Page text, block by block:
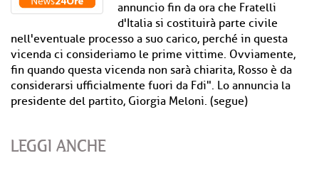
annuncio fin da ora che Fratelli
d'Italia si costituirà parte civile
nell'eventuale processo a suo carico, perché in questa
vicenda ci consideriamo le prime vittime. Ovviamente,
fin quando questa vicenda non sarà chiarita, Rosso è da
considerarsi ufficialmente fuori da Fdi". Lo annuncia la
presidente del partito, Giorgia Meloni. (segue)
LEGGI ANCHE